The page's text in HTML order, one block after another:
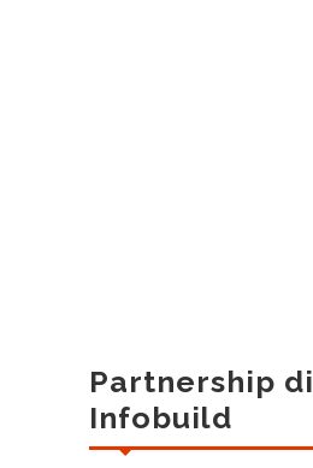
Partnership di
Infobuild